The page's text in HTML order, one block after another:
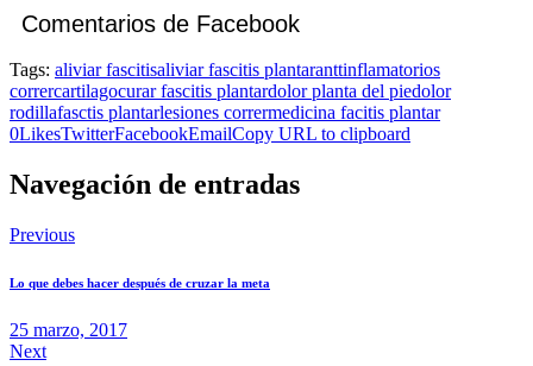
Comentarios de Facebook
Tags: aliviar fascitisaliviar fascitis plantaranttinflamatorios
corrercartilagocurar fascitis plantardolor planta del piedolor
rodillafasctis plantarlesiones corrermedicina facitis plantar
0LikesTwitterFacebookEmailCopy URL to clipboard
Navegación de entradas
Previous
Lo que debes hacer después de cruzar la meta
25 marzo, 2017
Next